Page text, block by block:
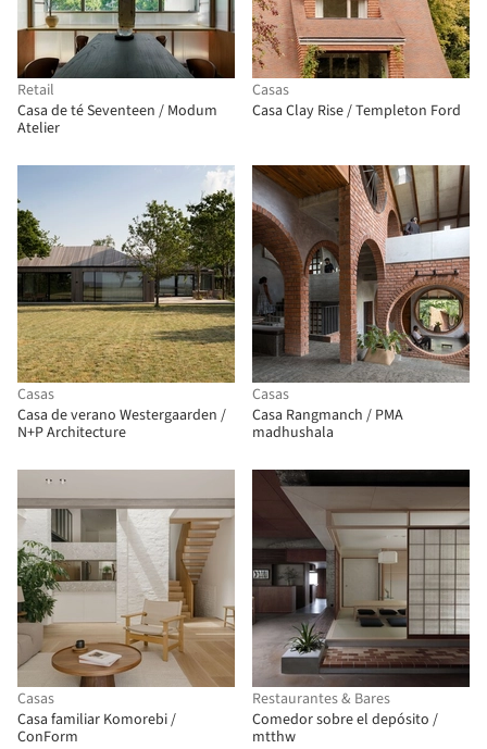
Retail
Casa de té Seventeen / Modum
Atelier
Casas
Casa Clay Rise / Templeton Ford
Casas
Casa de verano Westergaarden /
N+P Architecture
Casas
Casa Rangmanch / PMA
madhushala
Casas
Casa familiar Komorebi /
ConForm
Restaurantes & Bares
Comedor sobre el depósito /
mtthw